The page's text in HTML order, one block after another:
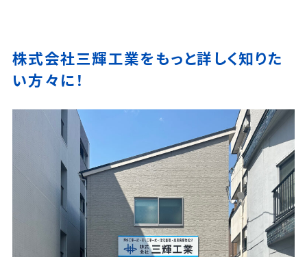
株式会社三輝工業をもっと詳しく知りた
い方々に！